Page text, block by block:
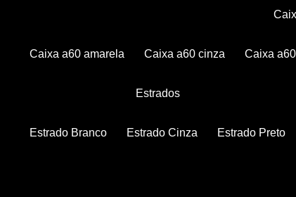
Caixa a60 amarela Caixa a60 cinza Caixa
Estrados
Estrado Branco Estrado Cinza Estrado Preto